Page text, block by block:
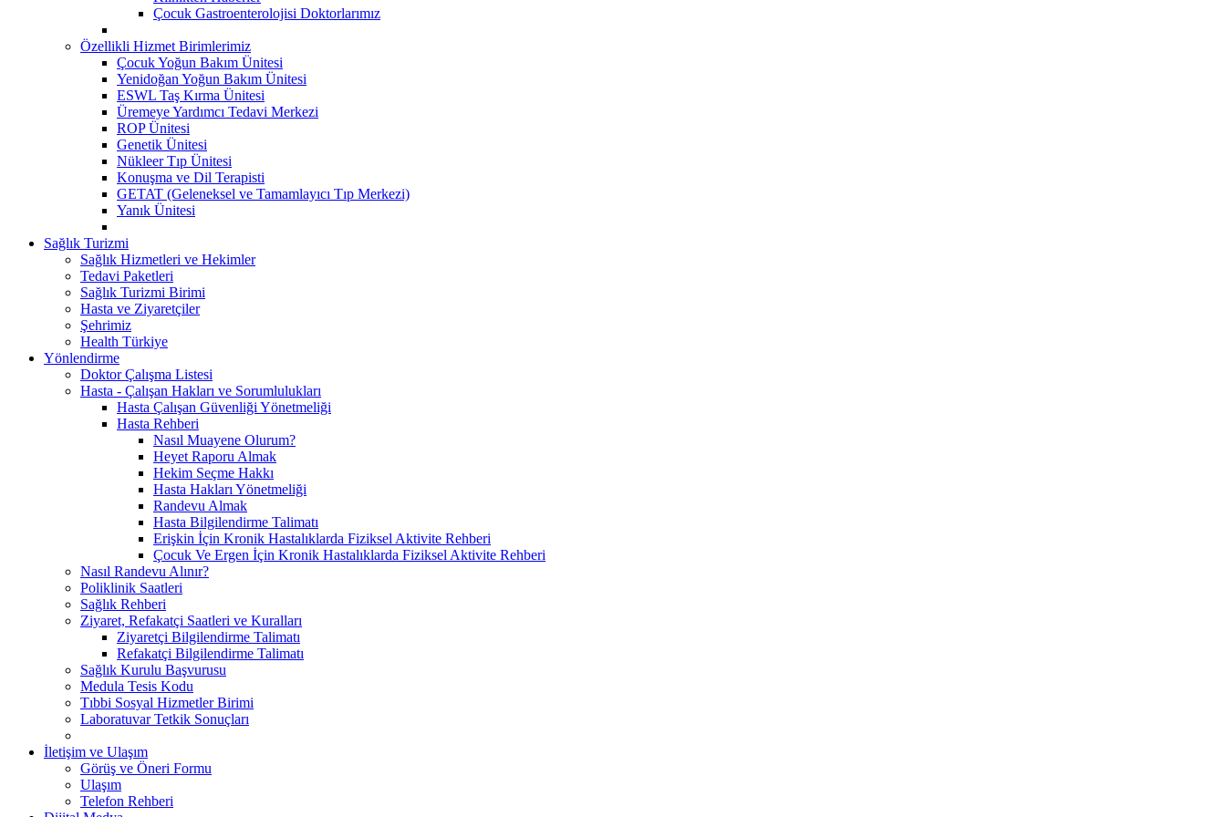
Çocuk Gastroenterolojisi Doktorlarımız
Özellikli Hizmet Birimlerimiz
Çocuk Yoğun Bakım Ünitesi
Yenidoğan Yoğun Bakım Ünitesi
ESWL Taş Kırma Ünitesi
Üremeye Yardımcı Tedavi Merkezi
ROP Ünitesi
Genetik Ünitesi
Nükleer Tıp Ünitesi
Konuşma ve Dil Terapisti
GETAT (Geleneksel ve Tamamlayıcı Tıp Merkezi)
Yanık Ünitesi
Sağlık Turizmi
Sağlık Hizmetleri ve Hekimler
Tedavi Paketleri
Sağlık Turizmi Birimi
Hasta ve Ziyaretçiler
Şehrimiz
Health Türkiye
Yönlendirme
Doktor Çalışma Listesi
Hasta - Çalışan Hakları ve Sorumlulukları
Hasta Çalışan Güvenliği Yönetmeliği
Hasta Rehberi
Nasıl Muayene Olurum?
Heyet Raporu Almak
Hekim Seçme Hakkı
Hasta Hakları Yönetmeliği
Randevu Almak
Hasta Bilgilendirme Talimatı
Erişkin İçin Kronik Hastalıklarda Fiziksel Aktivite Rehberi
Çocuk Ve Ergen İçin Kronik Hastalıklarda Fiziksel Aktivite Rehberi
Nasıl Randevu Alınır?
Poliklinik Saatleri
Sağlık Rehberi
Ziyaret, Refakatçi Saatleri ve Kuralları
Ziyaretçi Bilgilendirme Talimatı
Refakatçi Bilgilendirme Talimatı
Sağlık Kurulu Başvurusu
Medula Tesis Kodu
Tıbbi Sosyal Hizmetler Birimi
Laboratuvar Tetkik Sonuçları
İletişim ve Ulaşım
Görüş ve Öneri Formu
Ulaşım
Telefon Rehberi